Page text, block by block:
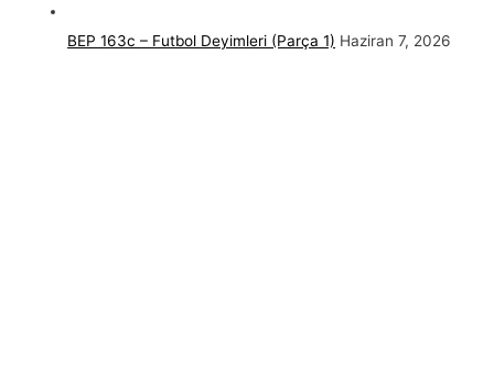
BEP 163c – Futbol Deyimleri (Parça 1) Haziran 7, 2026